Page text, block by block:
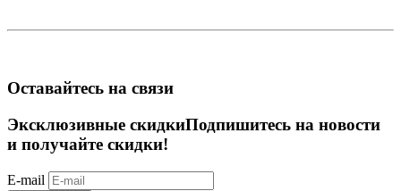
Оставайтесь на связи
Эксклюзивные скидкиПодпишитесь на новости
и получайте скидки!
E-mail